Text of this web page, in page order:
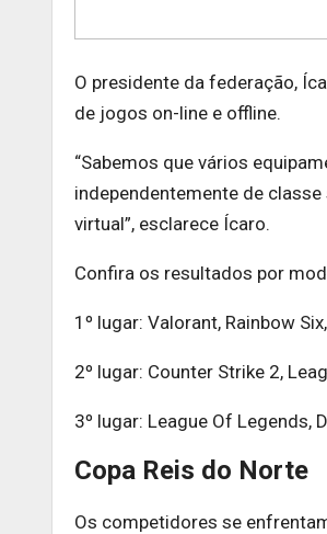
O presidente da federação,
de jogos on-line e offline.
“Sabemos que vários
independentemente de
virtual”, esclarece Ícaro.
Confira os resultados por
1º lugar: Valorant, Rainbow
2º lugar: Counter Strike 2,
3º lugar: League Of Legends,
Copa Reis do Norte
Os competidores se